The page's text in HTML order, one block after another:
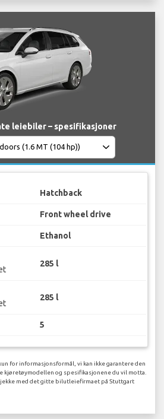
leiebiler – spesifikasjoner
Hatchback
Front wheel drive
Ethanol
285 l
285 l
5
for informasjonsformål, vi kan ikke garantere den
kjøretøymodellen og spesifikasjonene du vil motta.
med det gitte bilutleiefirmaet på Stuttgart